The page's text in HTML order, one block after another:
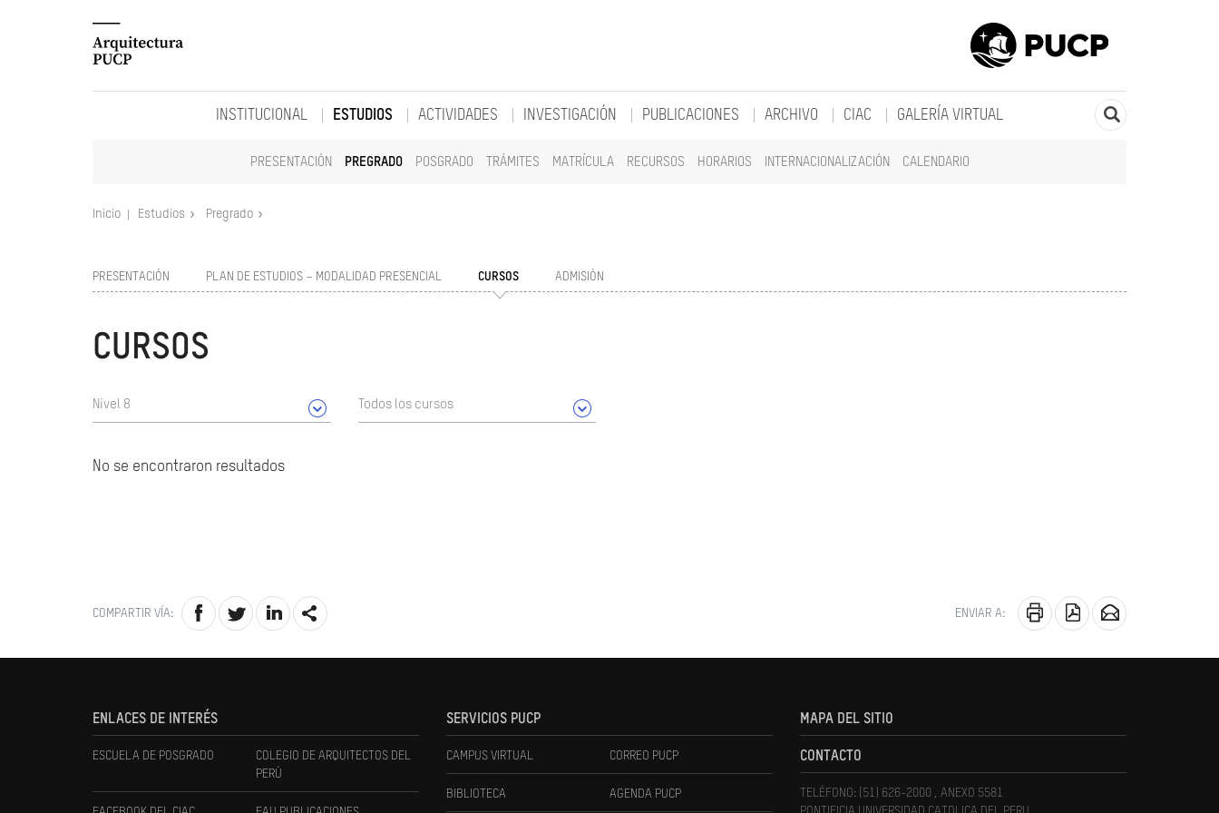
INSTITUCIONAL ESTUDIOS
PRESENTACIÓN PREGRADO POSGRADO TRÁMITES MATRÍCULA RECURSOS HORARIOS INTERNACIONALIZACIÓN CALENDARIO
ACTIVIDADES INVESTIGACIÓN PUBLICACIONES ARCHIVO CIAC GALERÍA VIRTUAL
Inicio Estudios Pregrado
PRESENTACIÓN PLAN DE ESTUDIOS – MODALIDAD PRESENCIAL CURSOS ADMISIÓN
CURSOS
Nivel 8 Todos los cursos
No se encontraron resultados
COMPARTIR VÍA: ENVIAR A:
ENLACES DE INTERÉS
ESCUELA DE POSGRADO
COLEGIO DE ARQUITECTOS DEL
PERÚ
SERVICIOS PUCP
CAMPUS VIRTUAL CORREO PUCP
BIBLIOTECA AGENDA PUCP
MAPA DEL SITIO
CONTACTO
TELÉFONO: (51) 626-2000 , ANEXO 5581